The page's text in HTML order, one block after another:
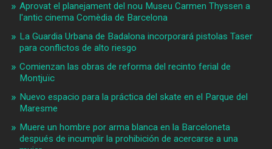
Aprovat el planejament del nou Museu Carmen Thyssen a
l'antic cinema Comèdia de Barcelona
La Guardia Urbana de Badalona incorporará pistolas Taser
para conflictos de alto riesgo
Comienzan las obras de reforma del recinto ferial de
Montjuïc
Nuevo espacio para la práctica del skate en el Parque del
Maresme
Muere un hombre por arma blanca en la Barceloneta
después de incumplir la prohibición de acercarse a una